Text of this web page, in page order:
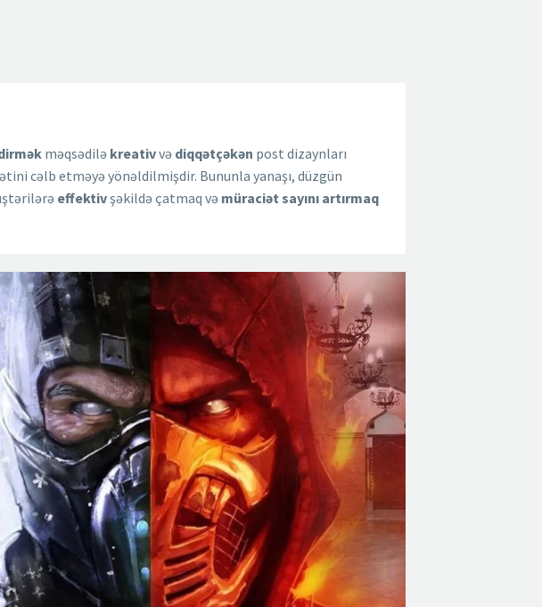
məqsədilə kreativvə diqqətçəkən post dizaynları
cəlb etməyə yönəldilmişdir. Bununla yanaşı, düzgün
effektivşəkildə çatmaq və müraciət sayını artırmaq